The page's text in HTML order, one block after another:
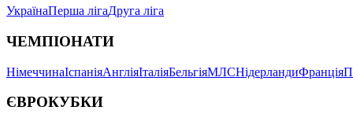
УкраїнаПерша лігаДруга ліга
ЧЕМПІОНАТИ
НімеччинаІспаніяАнгліяІталіяБельгіяМЛСНідерландиФранція
ЄВРОКУБКИ